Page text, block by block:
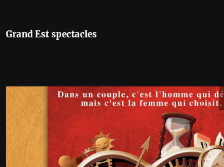
Grand Est spectacles